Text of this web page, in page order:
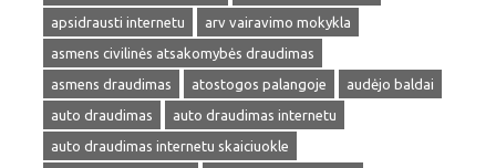
apsidrausti internetu
arv vairavimo mokykla
asmens civilinės atsakomybės draudimas
asmens draudimas
atostogos palangoje
audėjo baldai
auto draudimas
auto draudimas internetu
auto draudimas internetu skaiciuokle